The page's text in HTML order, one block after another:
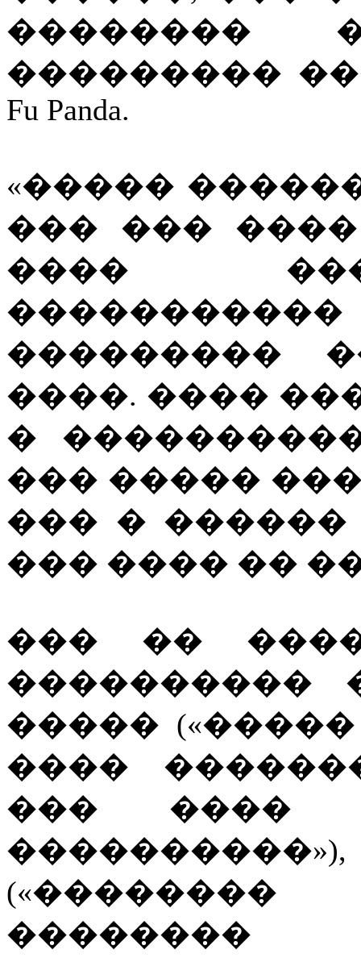
��������
���������
Fu Panda.
«�����
��� ��� ����
����
���������
����. ����
�
��� �����
��� �
��� ���� ��
��� ��
����������
�����
����
��� ����